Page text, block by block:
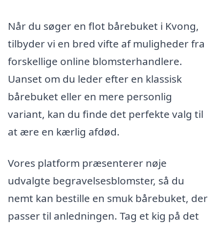
Når du søger en flot bårebuket i Kvong,
tilbyder vi en bred vifte af muligheder fra
forskellige online blomsterhandlere.
Uanset om du leder efter en klassisk
bårebuket eller en mere personlig
variant, kan du finde det perfekte valg til
at ære en kærlig afdød.
Vores platform præsenterer nøje
udvalgte begravelsesblomster, så du
nemt kan bestille en smuk bårebuket, der
passer til anledningen. Tag et kig på det